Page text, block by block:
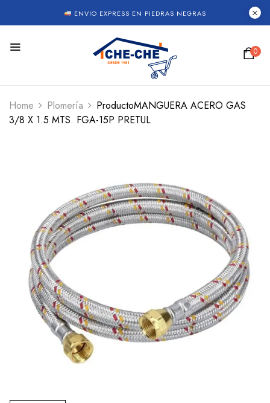
ENVIO EXPRESS EN PIEDRAS NEGRAS
0
Home Plomería
ProductoMANGUERA ACERO GAS
3/8 X 1.5 MTS. FGA-15P PRETUL